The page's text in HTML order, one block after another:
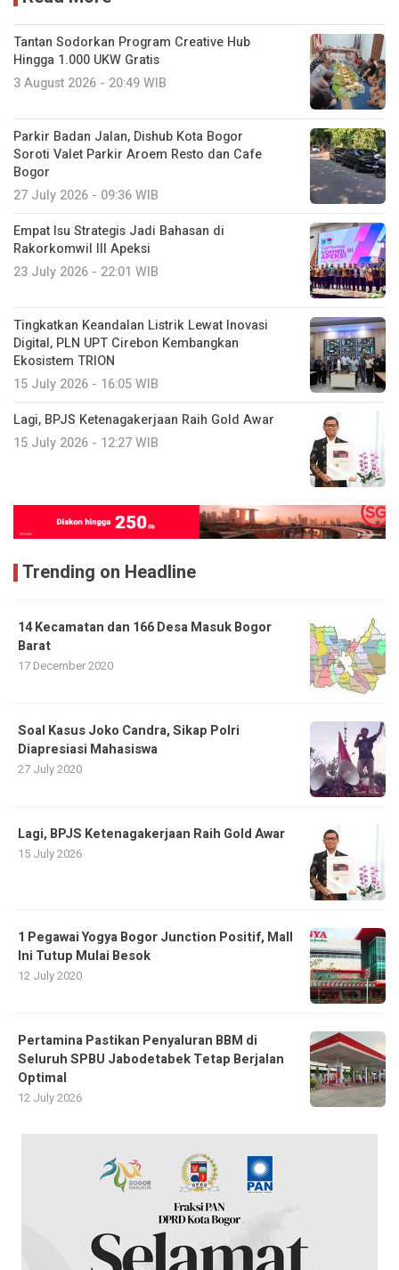
Tantan Sodorkan Program Creative Hub
Hingga 1.000 UKW Gratis
3 August 2026 - 20:49 WIB
Parkir Badan Jalan, Dishub Kota Bogor
Soroti Valet Parkir Aroem Resto dan Cafe
Bogor
27 July 2026 - 09:36 WIB
Empat Isu Strategis Jadi Bahasan di
Rakorkomwil III Apeksi
23 July 2026 - 22:01 WIB
Tingkatkan Keandalan Listrik Lewat Inovasi
Digital, PLN UPT Cirebon Kembangkan
Ekosistem TRION
15 July 2026 - 16:05 WIB
Lagi, BPJS Ketenagakerjaan Raih Gold Awar
15 July 2026 - 12:27 WIB
Trending on Headline
14 Kecamatan dan 166 Desa Masuk Bogor
Barat
17 December 2020
Soal Kasus Joko Candra, Sikap Polri
Diapresiasi Mahasiswa
27 July 2020
Lagi, BPJS Ketenagakerjaan Raih Gold Awar
15 July 2026
1 Pegawai Yogya Bogor Junction Positif, Mall
Ini Tutup Mulai Besok
12 July 2020
Pertamina Pastikan Penyaluran BBM di
Seluruh SPBU Jabodetabek Tetap Berjalan
Optimal
12 July 2026